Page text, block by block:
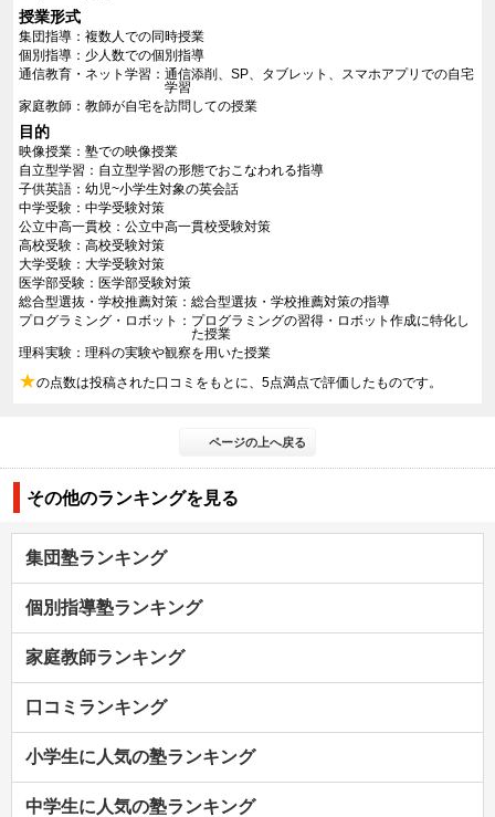
授業形式
集団指導
複数人での同時授業
個別指導
少人数での個別指導
通信教育・ネット学習
通信添削、SP、タブレット、スマホアプリでの自宅
学習
家庭教師
教師が自宅を訪問しての授業
目的
映像授業
塾での映像授業
自立型学習
自立型学習の形態でおこなわれる指導
子供英語
幼児~小学生対象の英会話
中学受験
中学受験対策
公立中高一貫校
公立中高一貫校受験対策
高校受験
高校受験対策
大学受験
大学受験対策
医学部受験
医学部受験対策
総合型選抜・学校推薦対策
総合型選抜・学校推薦対策の指導
プログラミング・ロボット
プログラミングの習得・ロボット作成に特化し
た授業
理科実験
理科の実験や観察を用いた授業
★の点数は投稿された口コミをもとに、5点満点で評価したものです。
ページの上へ戻る
その他のランキングを見る
集団塾ランキング
個別指導塾ランキング
家庭教師ランキング
口コミランキング
小学生に人気の塾ランキング
中学生に人気の塾ランキング